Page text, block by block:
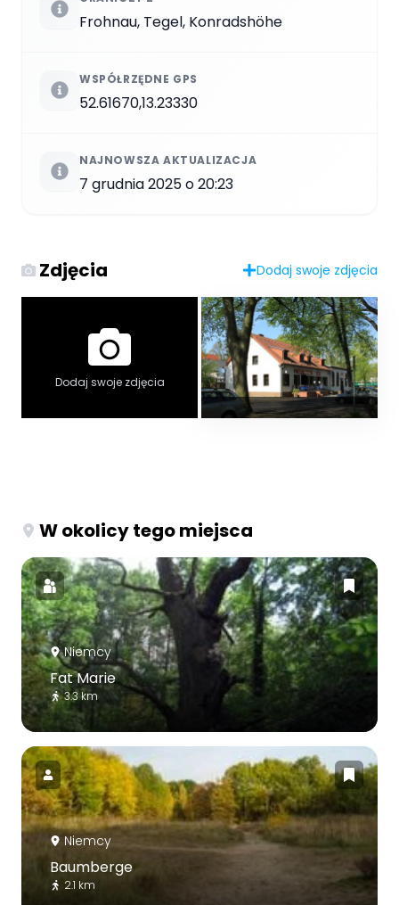
Frohnau, Tegel, Konradshöhe
WSPÓŁRZĘDNE GPS
52.61670,13.23330
NAJNOWSZA AKTUALIZACJA
7 grudnia 2025 o 20:23
Zdjęcia Dodaj swoje zdjęcia
Dodaj swoje zdjęcia
W okolicy tego miejsca
Niemcy
Fat Marie
3.3 km
Niemcy
Baumberge
2.1 km